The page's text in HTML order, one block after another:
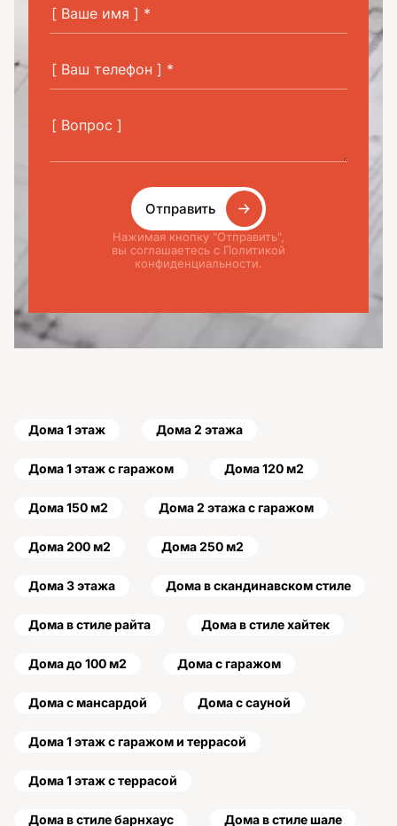
Отправить
Нажимая кнопку "Отправить",
вы соглашаетесь с Политикой
конфиденциальности.
Дома 1 этаж Дома 2 этажа
Дома 1 этаж с гаражом Дома 120 м2
Дома 150 м2 Дома 2 этажа с гаражом
Дома 200 м2 Дома 250 м2
Дома 3 этажа Дома в скандинавском стиле
Дома в стиле райта Дома в стиле хайтек
Дома до 100 м2 Дома с гаражом
Дома с мансардой Дома с сауной
Дома 1 этаж с гаражом и террасой
Дома 1 этаж с террасой
Дома в стиле барнхаус Дома в стиле шале